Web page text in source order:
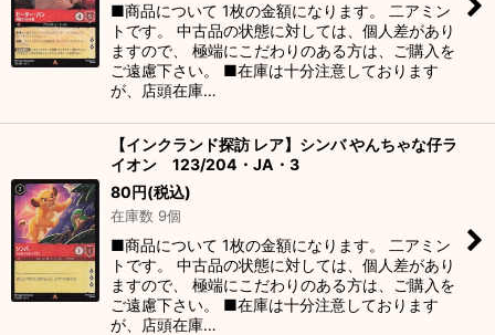
■商品について 1枚の金額になります。 二アミン
トです。 中古品の状態に対しては、個人差があり
ますので、 極端にこだわりのある方は、ご購入を
ご遠慮下さい。 ■在庫は十分注意しております
が、店頭在庫…
【インクランド探訪 レア】シンバ やんちゃな仔ラ
イオン 123/204・JA・3
80円(税込)
在庫数 9個
■商品について 1枚の金額になります。 二アミン
トです。 中古品の状態に対しては、個人差があり
ますので、 極端にこだわりのある方は、ご購入を
ご遠慮下さい。 ■在庫は十分注意しております
が、店頭在庫…